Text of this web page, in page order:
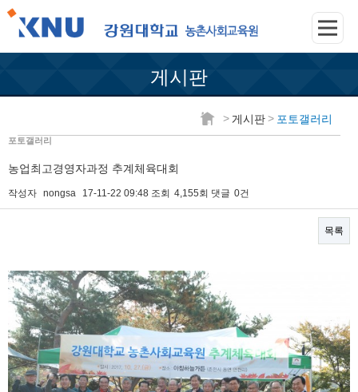
게시판
> 게시판 > 포토갤러리
포토갤러리
농업최고경영자과정 추계체육대회
작성자 nongsa 17-11-22 09:48 조회 4,155회 댓글 0건
목록